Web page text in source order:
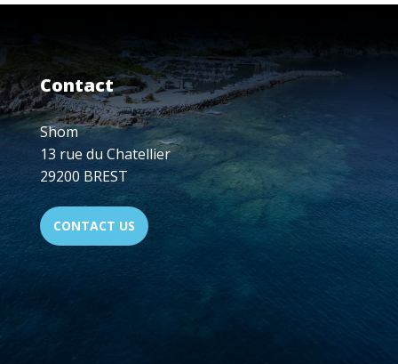
Contact
Shom
13 rue du Chatellier
29200 BREST
CONTACT US